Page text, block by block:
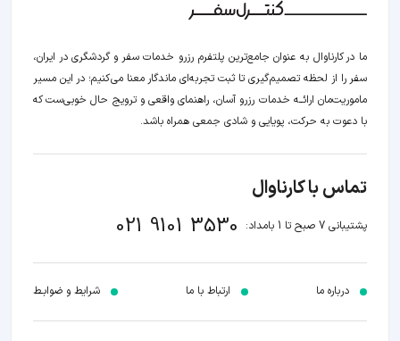
ما در کارناوال به عنوان جامع‌ترین پلتفرم رزرو خدمات سفر و گردشگری در ایران،
سفر را از لحظه‌ تصمیم‌گیری تا ثبت تجربه‌ای ماندگار معنا می‌کنیم؛ در این مسیر‍
ماموریت‌مان اراﺋــﻪ خدمات رزرو آسان، راهنمای واقعی و ترویج حال خوبی‌ست که
با دعوت به حرکت، پویایی و شادی جمعی همراه باشد.
تماس با کارناوال
پشتیبانی 7 صبح تا 1 بامداد: 021 9101 3530
درباره ما ارتباط با ما شرایط و ضوابـط